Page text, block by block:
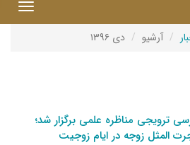
آرشیو دی ۱۳۹۶
ترویجی مناظره علمی برگزار شد؛
المثل زوجه در ایام زوجیت